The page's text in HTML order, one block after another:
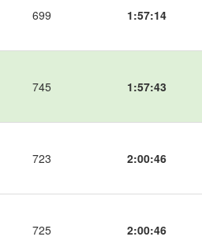
699 1:57:14
745 1:57:43
723 2:00:46
725 2:00:46